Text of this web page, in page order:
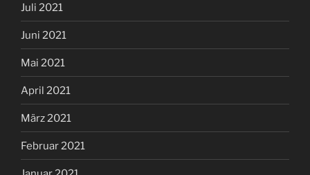
Juli 2021
Juni 2021
Mai 2021
April 2021
März 2021
Februar 2021